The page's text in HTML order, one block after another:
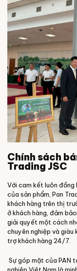
Chính sách
Trading JSC
Với cam kết luôn đồng
của sản phẩm, Pan
khách hàng trên thị
ở khách hàng, đảm
giải quyết một cách
chuyên nghiệp và giàu
trợ khách hàng 24/7.
Sự góp mặt của PAN
nghiệp Việt Nam là